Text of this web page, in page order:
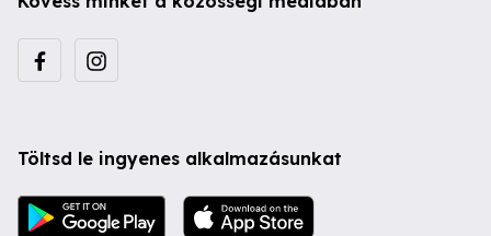
Töltsd le ingyenes alkalmazásunkat